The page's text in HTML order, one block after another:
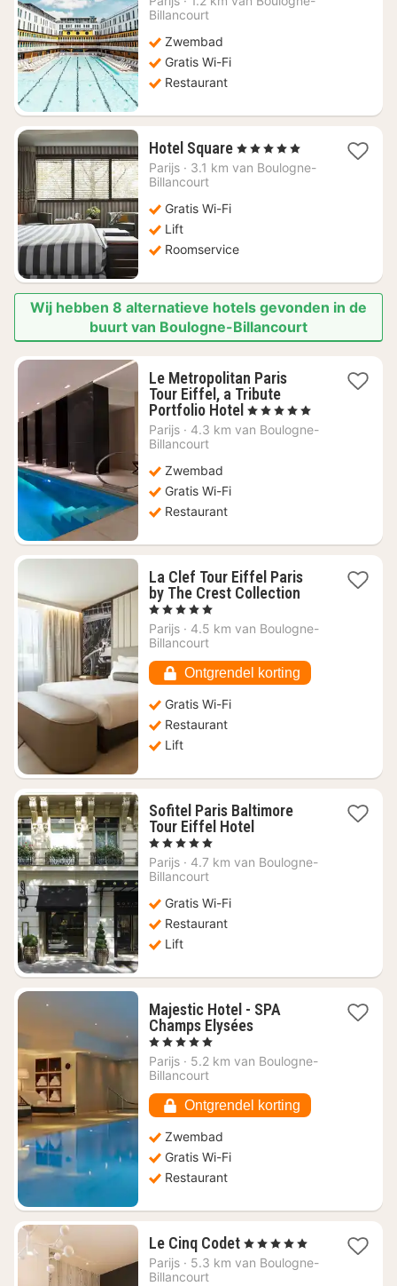
€
Billancourt
Zwembad
Gratis Wi-Fi
Restaurant
Hotel Square1
nacht
, 5 Sterren
Parijs · 3.1 km van Boulogne-
Billancourt
Gratis Wi-Fi
Lift
Roomservice
Wij hebben 8 alternatieve hotels gevonden in de
buurt van Boulogne-Billancourt
Le Metropolitan Paris
Tour Eiffel, a Tribute
Portfolio Hotel 1
nacht
, 5 Sterren
Parijs · 4.3 km van Boulogne-
Billancourt
Zwembad
Gratis Wi-Fi
Restaurant
La Clef Tour Eiffel Paris
by The Crest Collection1
vanaf
, 5 Sterren
Parijs · 4.5 km van Boulogne-
Billancourt
Ontgrendel korting
Gratis Wi-Fi
Restaurant
Lift
Sofitel Paris Baltimore
Tour Eiffel Hotel1
vanaf
, 5 Sterren
Parijs · 4.7 km van Boulogne-
Billancourt
Gratis Wi-Fi
Restaurant
Lift
Majestic Hotel - SPA
Champs Elysées1
vanaf
, 5 Sterren
Parijs · 5.2 km van Boulogne-
Billancourt
Ontgrendel korting
Zwembad
Gratis Wi-Fi
Restaurant
Le Cinq Codet1
nacht
, 5 Sterren
Parijs · 5.3 km van Boulogne-
Billancourt